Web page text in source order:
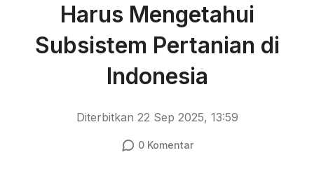
Harus Mengetahui
Subsistem Pertanian di
Indonesia
Diterbitkan 22 Sep 2025, 13:59
0Komentar